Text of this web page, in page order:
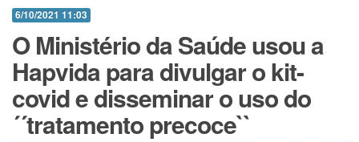
6/10/2021 11:03
O Ministério da Saúde usou a
Hapvida para divulgar o kit-
covid e disseminar o uso do
´´tratamento precoce``